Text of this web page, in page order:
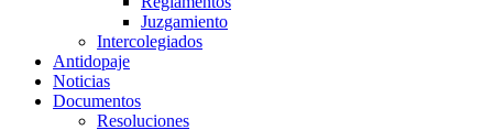
Juzgamiento
Intercolegiados
Antidopaje
Noticias
Documentos
Resoluciones